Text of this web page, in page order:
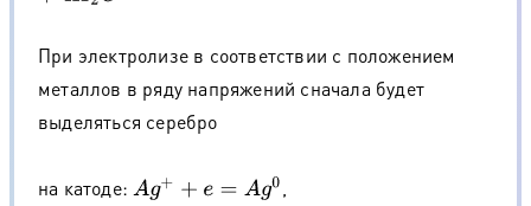
При электролизе в соответствии с положением
металлов в ряду напряжений сначала будет
выделяться серебро
на катоде: Ag++ e=Ag 0